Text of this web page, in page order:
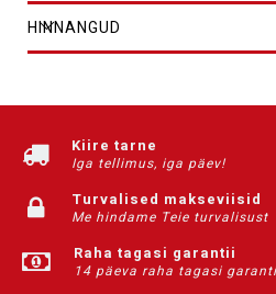
HINNANGUD
Kiire tarne
Iga tellimus, iga päev!
Turvalised makseviisid
Me hindame Teie turvalisust
Raha tagasi garantii
14 päeva raha tagasi